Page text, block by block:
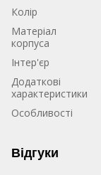
Колір
Матеріал
корпуса
Iнтер'єр
Додаткові
характеристики
Особливості
Відгуки